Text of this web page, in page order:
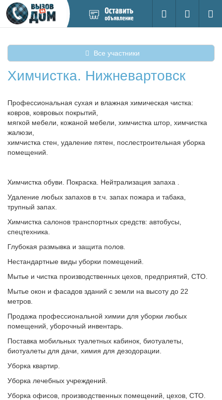
новое
Поиск
Вход на
Все участники
Химчистка. Нижневартовск
Профессиональная сухая и влажная химическая чистка:
ковров, ковровых покрытий,
мягкой мебели, кожаной мебели, химчистка штор, химчистка
жалюзи,
химчистка стен, удаление пятен, послестроительная уборка
помещений.
Химчистка обуви. Покраска. Нейтрализация запаха .
Удаление любых запахов в т.ч. запах пожара и табака,
трупный запах.
Химчистка салонов транспортных средств: автобусы,
спецтехника.
Глубокая размывка и защита полов.
Нестандартные виды уборки помещений.
Мытье и чистка производственных цехов, предприятий, СТО.
Мытье окон и фасадов зданий с земли на высоту до 22
метров.
Продажа профессиональной химии для уборки любых
помещений, уборочный инвентарь.
Поставка мобильных туалетных кабинок, биотуалеты,
биотуалеты для дачи, химия для дезодорации.
Уборка квартир.
Уборка лечебных учреждений.
Уборка офисов, производственных помещений, цехов, СТО.